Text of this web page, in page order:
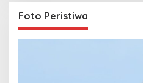
Foto Peristiwa